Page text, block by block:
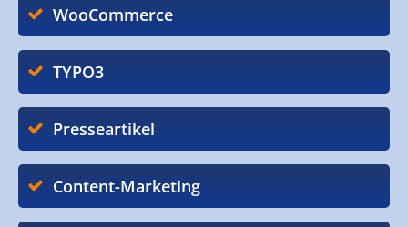
WooCommerce
TYPO3
Presseartikel
Content-Marketing